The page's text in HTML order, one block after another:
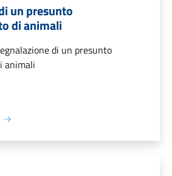
un presunto
di animali
di un presunto
animali